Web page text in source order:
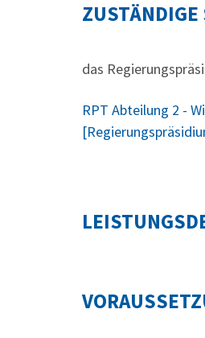
ZUSTÄNDIGE
das
RPT Abteilung 2 -